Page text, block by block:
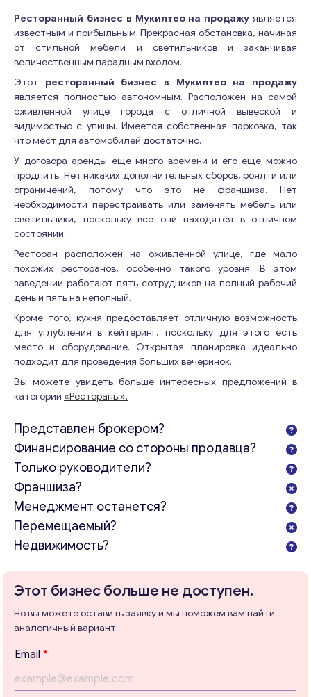
Консультация
Email*
Ресторанный бизнес в Мукилтео на продажу является
известным и прибыльным. Прекрасная обстановка, начиная
от стильной мебели и светильников и заканчивая
величественным парадным входом.
Этот ресторанный бизнес в Мукилтео на продажу
является полностью автономным. Расположен на самой
оживленной улице города с отличной вывеской и
видимостью с улицы. Имеется собственная парковка, так
что мест для автомобилей достаточно.
У договора аренды еще много времени и его еще можно
продлить. Нет никаких дополнительных сборов, роялти или
ограничений, потому что это не франшиза. Нет
необходимости перестраивать или заменять мебель или
светильники, поскольку все они находятся в отличном
состоянии.
Ресторан расположен на оживленной улице, где мало
похожих ресторанов, особенно такого уровня. В этом
заведении работают пять сотрудников на полный рабочий
день и пять на неполный.
Кроме того, кухня предоставляет отличную возможность
для углубления в кейтеринг, поскольку для этого есть
место и оборудование. Открытая планировка идеально
подходит для проведения больших вечеринок.
Вы можете увидеть больше интересных предложений в
категории «Рестораны».
Представлен брокером?
Финансирование со стороны продавца?
Только руководители?
Франшиза?
Менеджмент останется?
Перемещаемый?
Недвижимость?
Этот бизнес больше не доступен.
Но вы можете оставить заявку и мы поможем вам найти
аналогичный вариант.
Email *